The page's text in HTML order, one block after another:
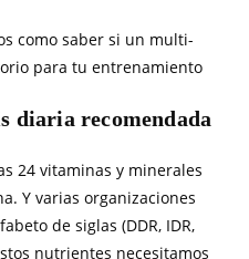
como saber si un multi-
para tu entrenamiento
diaria recomendada
24 vitaminas y minerales
Y varias organizaciones
de siglas (DDR, IDR,
nutrientes necesitamos